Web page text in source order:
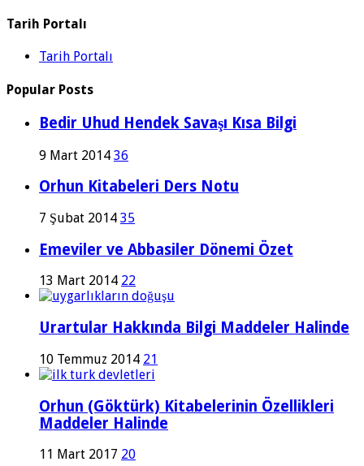
Tarih Portalı
Tarih Portalı
Popular Posts
Bedir Uhud Hendek Savaşı Kısa Bilgi
9 Mart 2014 36
Orhun Kitabeleri Ders Notu
7 Şubat 2014 35
Emeviler ve Abbasiler Dönemi Özet
13 Mart 2014 22
Urartular Hakkında Bilgi Maddeler Halinde
10 Temmuz 2014 21
Orhun (Göktürk) Kitabelerinin Özellikleri
Maddeler Halinde
11 Mart 2017 20